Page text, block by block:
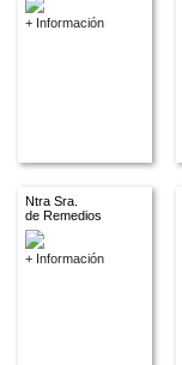
+ Información
Ntra Sra.
de Remedios
+ Información